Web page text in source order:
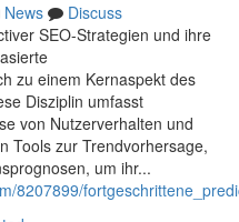
News
Discuss
SEO-Strategien und ihre
zu einem Kernaspekt des
Disziplin umfasst
von Nutzerverhalten und
Tools zur Trendvorhersage,
um ihr...
8207899/